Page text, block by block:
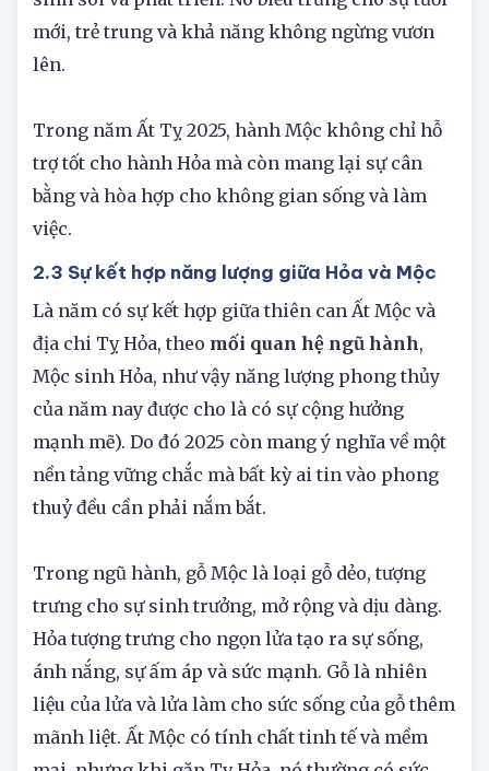
Trong ngũ hành, Mộc đại diện cho sự sống, sự
sinh sôi và phát triển. Nó biểu trưng cho sự tươi
mới, trẻ trung và khả năng không ngừng vươn
Trong năm Ất Tỵ 2025, hành Mộc không chỉ hỗ
trợ tốt cho hành Hỏa mà còn mang lại sự cân
bằng và hòa hợp cho không gian sống và làm
việc.
2.3 Sự kết hợp năng lượng giữa Hỏa và Mộc
Là năm có sự kết hợp giữa thiên can Ất Mộc và
địa chi Tỵ Hỏa, theo mối quan hệ ngũ hành,
Mộc sinh Hỏa, như vậy năng lượng phong thủy
của năm nay được cho là có sự cộng hưởng
mạnh mẽ). Do đó 2025 còn mang ý nghĩa về một
nền tảng vững chắc mà bất kỳ ai tin vào phong
Trong ngũ hành, gỗ Mộc là loại gỗ dẻo, tượng
trưng cho sự sinh trưởng, mở rộng và dịu dàng.
Hỏa tượng trưng cho ngọn lửa tạo ra sự sống,
ánh nắng, sự ấm áp và sức mạnh. Gỗ là nhiên
liệu của lửa và lửa làm cho sức sống của gỗ thêm